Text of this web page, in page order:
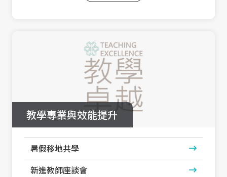
教學專業與效能提升
暑假移地共學
新進教師座談會